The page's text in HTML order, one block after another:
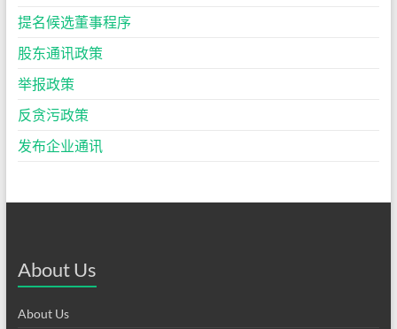
提名候选董事程序
股东通讯政策
举报政策
反贪污政策
发布企业通讯
About Us
About Us